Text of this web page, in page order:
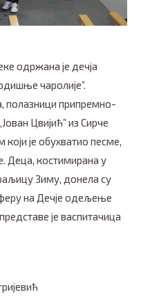
одржана је дечја
чаролије”.
полазници припремно-
Цвијић” из Сирче
је обухватио песме,
Деца, костимирана у
Зиму, донела су
на Дечје одељење
је васпитачица